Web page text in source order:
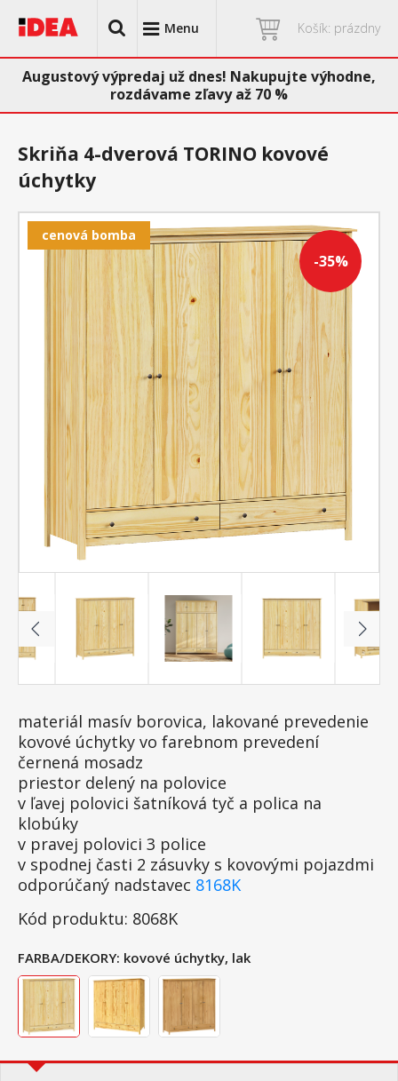
Menu Košík: prázdny
Augustový výpredaj už dnes! Nakupujte výhodne,
rozdávame zľavy až 70 %
-35%
cenová bomba
Skriňa 4-dverová TORINO kovové
úchytky
materiál masív borovica, lakované prevedenie
kovové úchytky vo farebnom prevedení
černená mosadz
priestor delený na polovice
v ľavej polovici šatníková tyč a polica na
klobúky
v pravej polovici 3 police
v spodnej časti 2 zásuvky s kovovými pojazdmi
odporúčaný nadstavec 8168K
Kód produktu: 8068K
FARBA/DEKORY: kovové úchytky, lak